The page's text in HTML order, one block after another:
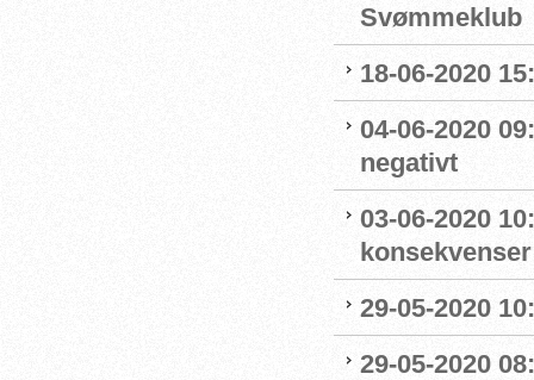
Svømmeklub
18-06-2020
04-06-2020
negativt
03-06-2020
29-05-2020
29-05-2020